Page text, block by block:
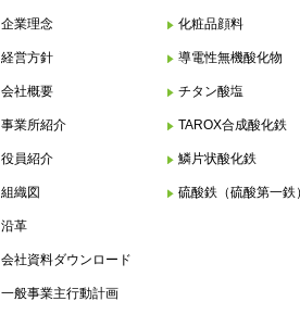
企業理念
経営方針
会社概要
事業所紹介
役員紹介
組織図
沿革
会社資料ダウンロード
一般事業主行動計画
化粧品顔料
導電性無機酸化物
チタン酸塩
TAROX合成酸化鉄
鱗片状酸化鉄
硫酸鉄（硫酸第一鉄